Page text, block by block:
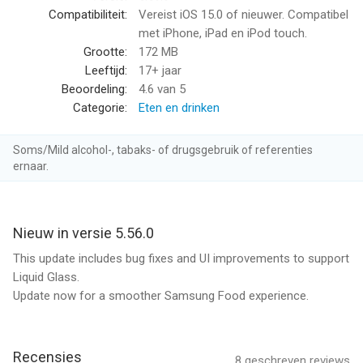
• Organize family shopping with shared grocery lists.
• Get groceries delivered from one of our 23 integrated
retailers across 4 regions.
• Explore 192,000 community notes and tips shared by real
• Join over 5,400 public food communities with 4.5 million
• Access detailed nutrition information and health scores on
over 218,500 recipes.
Want even more? Samsung Food+ unlocks advanced features:
• AI-personalized weekly meal plans tailored to your health
goals.
• Smart recipe customization — adjust servings, swap
Compatibiliteit:
Vereist iOS 15.0 of nieuwer. Compatibel
met iPhone, iPad en iPod touch.
Grootte:
172 MB
Leeftijd:
17+ jaar
Beoordeling:
4.6 van 5
Categorie:
Eten en drinken
Soms/Mild alcohol-, tabaks- of drugsgebruik of referenties
ernaar.
Nieuw in versie 5.56.0
This update includes bug fixes and UI improvements to support
Liquid Glass.
Update now for a smoother Samsung Food experience.
Recensies